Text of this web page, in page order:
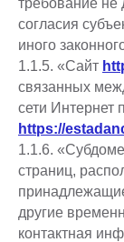
требование не
согласия
иного
1.1.5. «Сайт
связанных
сети Интернет
https://
1.1.6.
страниц,
другие
контактная